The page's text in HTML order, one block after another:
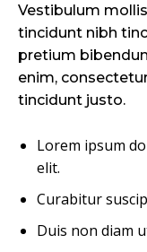
Vestibulum
tincidunt nibh
pretium
enim,
tincidunt justo.
Lorem ipsum
elit.
Curabitur
Duis non diam